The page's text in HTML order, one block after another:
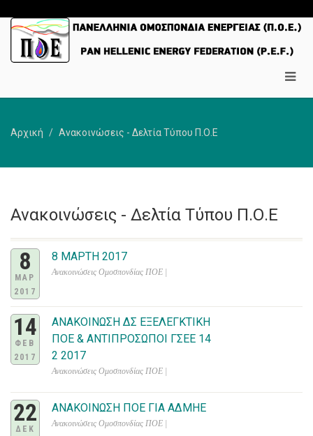
Αρχική Ανακοινώσεις - Δελτία Τύπου Π.Ο.Ε
Ανακοινώσεις - Δελτία Τύπου Π.Ο.Ε
8
ΜΑΡ
2017
8 ΜΑΡΤΗ 2017
Ανακοινώσεις Ομοσπονδίας ΠΟΕ |
14
ΦΕΒ
2017
ΑΝΑΚΟΙΝΩΣΗ ΔΣ ΕΞΕΛΕΓΚΤΙΚΗ
ΠΟΕ & ΑΝΤΙΠΡΟΣΩΠΟΙ ΓΣΕΕ 14
2 2017
Ανακοινώσεις Ομοσπονδίας ΠΟΕ |
22
ΔΕΚ
ΑΝΑΚΟΙΝΩΣΗ ΠΟΕ ΓΙΑ ΑΔΜΗΕ
Ανακοινώσεις Ομοσπονδίας ΠΟΕ |